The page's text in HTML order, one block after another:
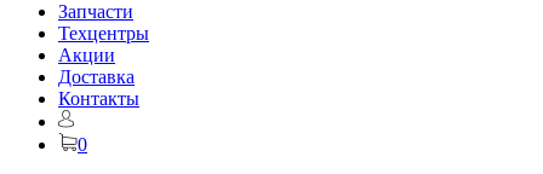
Запчасти
Техцентры
Акции
Доставка
Контакты
0